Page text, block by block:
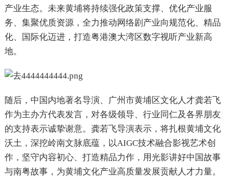
产业生态。未来黄埔将持续强化政策支撑、优化产业服
务、集聚优质资源，全力推动网络剧产业向规范化、精品
化、国际化迈进，打造粤港澳大湾区数字视听产业新高
地。
随后，中国内地著名导演、广州市黄埔区文化人才龚若飞
作为主办方代表发言，对各级领导、行业同仁及各界朋友
的支持表示诚挚谢意。龚若飞导演表示，将扎根黄埔文化
沃土，深挖岭南文脉底蕴，以AIGC技术融合影视艺术创
作，坚守内容初心、打造精品力作，用光影讲好中国故事
与南粤故事，为黄埔文化产业高质量发展贡献人才力量。